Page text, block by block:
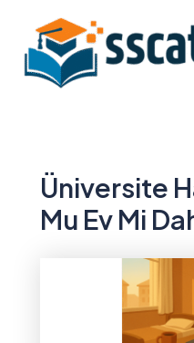
Üniversite
Mu Ev Mi